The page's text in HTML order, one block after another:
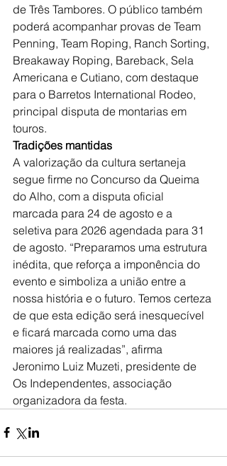
de Três Tambores. O público também
poderá acompanhar provas de Team
Penning, Team Roping, Ranch Sorting,
Breakaway Roping, Bareback, Sela
Americana e Cutiano, com destaque
para o Barretos International Rodeo,
principal disputa de montarias em
touros.
Tradições mantidas
A valorização da cultura sertaneja
segue firme no Concurso da Queima
do Alho, com a disputa oficial
marcada para 24 de agosto e a
seletiva para 2026 agendada para 31
de agosto. “Preparamos uma estrutura
inédita, que reforça a imponência do
evento e simboliza a união entre a
nossa história e o futuro. Temos certeza
de que esta edição será inesquecível
e ficará marcada como uma das
maiores já realizadas”, afirma
Jeronimo Luiz Muzeti, presidente de
Os Independentes, associação
organizadora da festa.